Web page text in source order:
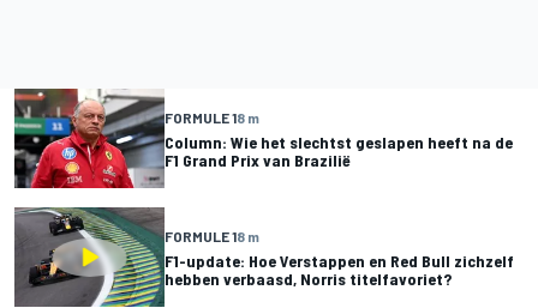
FORMULE 18 m
Column: Wie het slechtst geslapen heeft na de
F1 Grand Prix van Brazilië
FORMULE 18 m
F1-update: Hoe Verstappen en Red Bull zichzelf
hebben verbaasd, Norris titelfavoriet?